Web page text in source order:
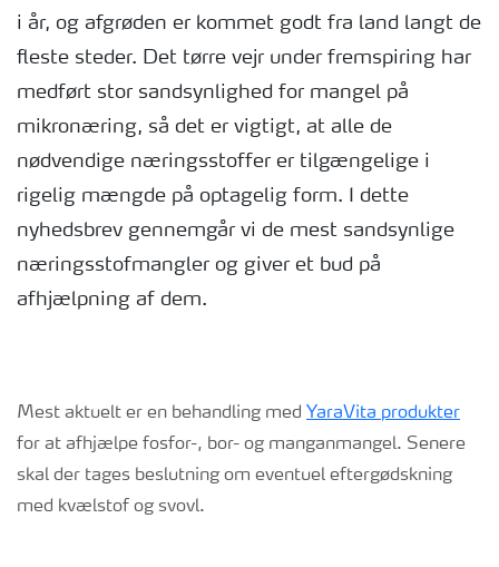
i år, og afgrøden er kommet godt fra land langt de
fleste steder. Det tørre vejr under fremspiring har
medført stor sandsynlighed for mangel på
mikronæring, så det er vigtigt, at alle de
nødvendige næringsstoffer er tilgængelige i
rigelig mængde på optagelig form. I dette
nyhedsbrev gennemgår vi de mest sandsynlige
næringsstofmangler og giver et bud på
afhjælpning af dem.
Mest aktuelt er en behandling med YaraVita produkter
for at afhjælpe fosfor-, bor- og manganmangel. Senere
skal der tages beslutning om eventuel eftergødskning
med kvælstof og svovl.